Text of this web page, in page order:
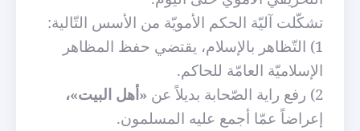
تشكّلت آليّة الحكم الأمويّة من الأسس التّالية:
1) التّظاهر بالإسلام، يقتضي حفظ المظاهر
الإسلاميّة العامّة للحاكم.
2) رفع راية الصّحابة بديلاً عن
«أهل البيت»،
إعراضاً عمّا أجمع عليه المسلمون.